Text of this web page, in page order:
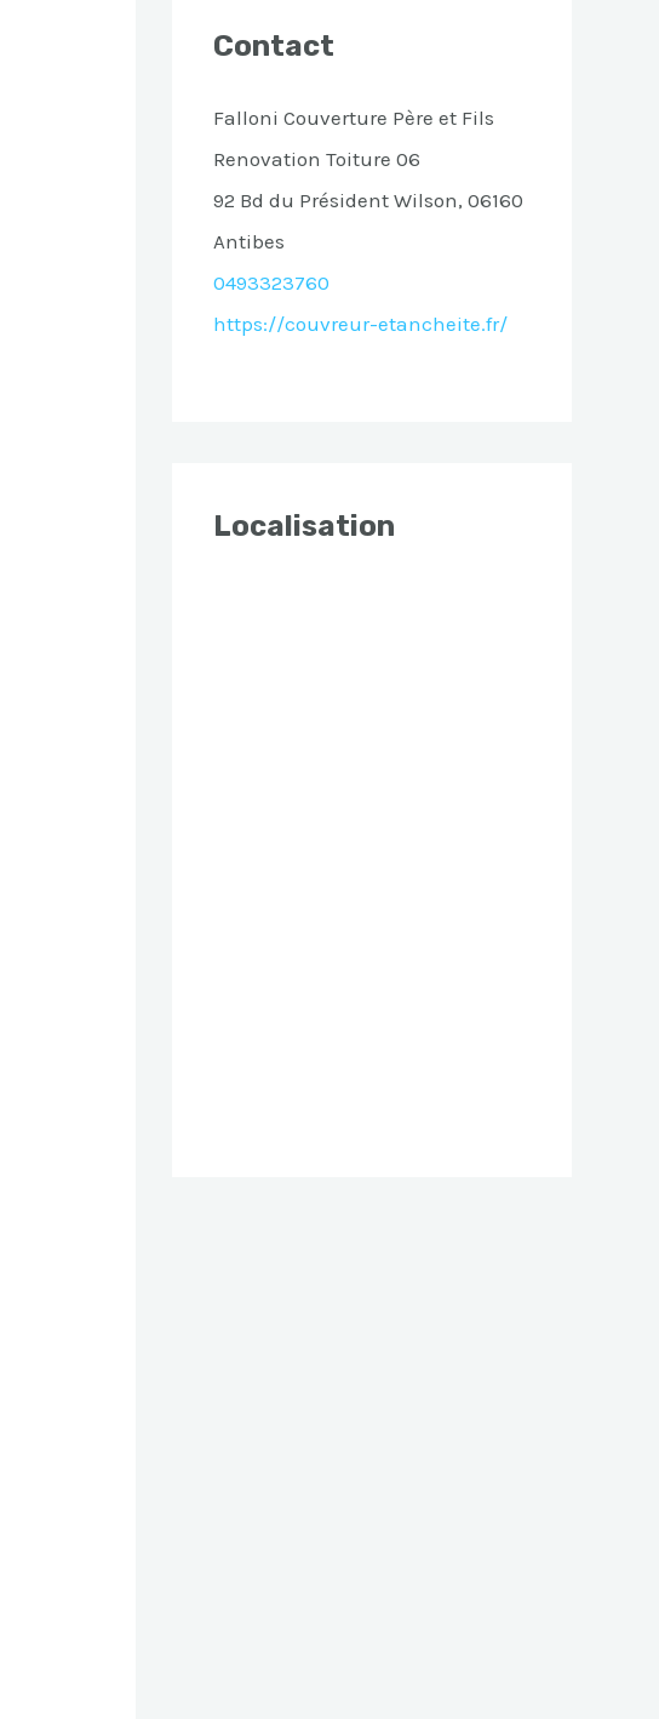
Contact
Falloni Couverture Père et Fils
Renovation Toiture 06
92 Bd du Président Wilson, 06160
Antibes
0493323760
https://couvreur-etancheite.fr/
Localisation